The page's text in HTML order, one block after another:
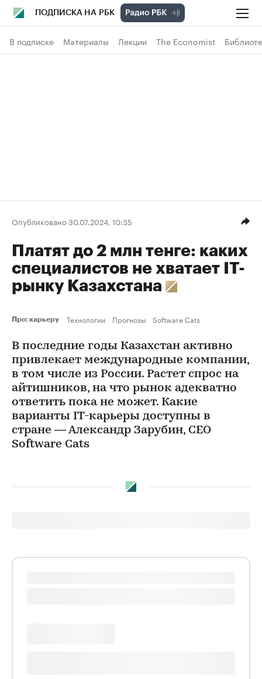
ПОДПИСКА НА РБК
В подписке Материалы Лекции The Economist
Опубликовано 30.07.2024, 10:35
Платят до 2 млн тенге: каких
специалистов не хватает IT-
рынку Казахстана
Про: карьеру Технологии Прогнозы Software Cats
В последние годы Казахстан активно
привлекает международные компании,
в том числе из России. Растет спрос на
айтишников, на что рынок адекватно
ответить пока не может. Какие
варианты IT-карьеры доступны в
стране — Александр Зарубин, CEO
Software Cats